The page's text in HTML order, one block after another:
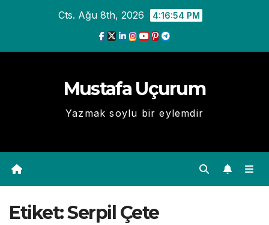
Cts. Ağu 8th, 2026 4:16:54 PM
Mustafa Uçurum
Yazmak soylu bir eylemdir
Etiket:Serpil Çete